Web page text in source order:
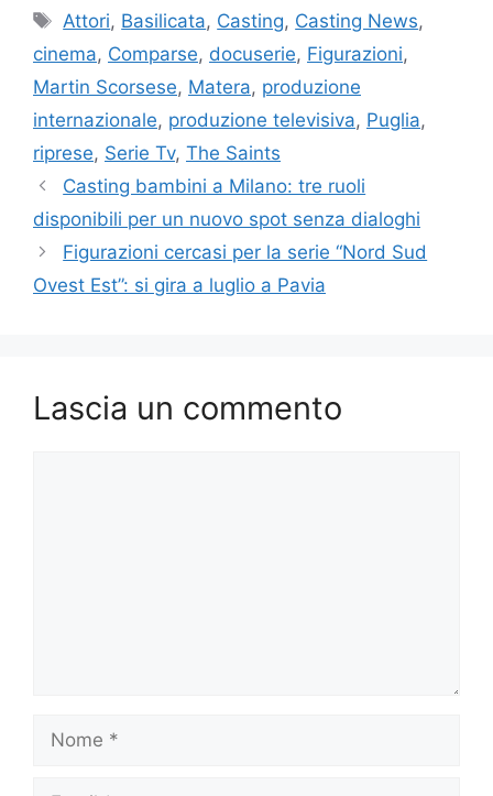
Tag
Attori, Basilicata, Casting, Casting News,
cinema, Comparse, docuserie, Figurazioni,
Martin Scorsese, Matera, produzione
internazionale, produzione televisiva, Puglia,
riprese, Serie Tv, The Saints
Casting bambini a Milano: tre ruoli
disponibili per un nuovo spot senza dialoghi
Figurazioni cercasi per la serie “Nord Sud
Ovest Est”: si gira a luglio a Pavia
Lascia un commento